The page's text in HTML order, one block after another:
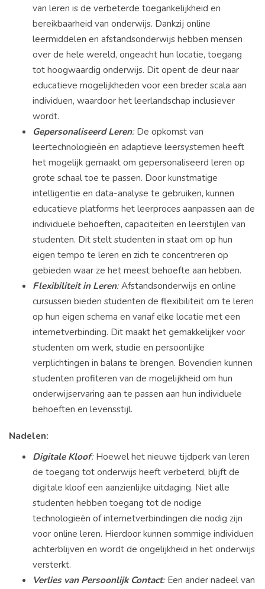
van leren is de verbeterde toegankelijkheid en
bereikbaarheid van onderwijs. Dankzij online
leermiddelen en afstandsonderwijs hebben mensen
over de hele wereld, ongeacht hun locatie, toegang
tot hoogwaardig onderwijs. Dit opent de deur naar
educatieve mogelijkheden voor een breder scala aan
individuen, waardoor het leerlandschap inclusiever
wordt.
Gepersonaliseerd Leren:De opkomst van
leertechnologieën en adaptieve leersystemen heeft
het mogelijk gemaakt om gepersonaliseerd leren op
grote schaal toe te passen. Door kunstmatige
intelligentie en data-analyse te gebruiken, kunnen
educatieve platforms het leerproces aanpassen aan de
individuele behoeften, capaciteiten en leerstijlen van
studenten. Dit stelt studenten in staat om op hun
eigen tempo te leren en zich te concentreren op
gebieden waar ze het meest behoefte aan hebben.
Flexibiliteit in Leren:Afstandsonderwijs en online
cursussen bieden studenten de flexibiliteit om te leren
op hun eigen schema en vanaf elke locatie met een
internetverbinding. Dit maakt het gemakkelijker voor
studenten om werk, studie en persoonlijke
verplichtingen in balans te brengen. Bovendien kunnen
studenten profiteren van de mogelijkheid om hun
onderwijservaring aan te passen aan hun individuele
behoeften en levensstijl.
Nadelen:
Digitale Kloof:Hoewel het nieuwe tijdperk van leren
de toegang tot onderwijs heeft verbeterd, blijft de
digitale kloof een aanzienlijke uitdaging. Niet alle
studenten hebben toegang tot de nodige
technologieën of internetverbindingen die nodig zijn
voor online leren. Hierdoor kunnen sommige individuen
achterblijven en wordt de ongelijkheid in het onderwijs
versterkt.
Verlies van Persoonlijk Contact:Een ander nadeel van